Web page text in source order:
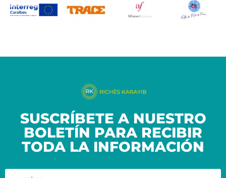
SUSCRÍBETE A NUESTRO
BOLETÍN PARA RECIBIR
TODA LA INFORMACIÓN